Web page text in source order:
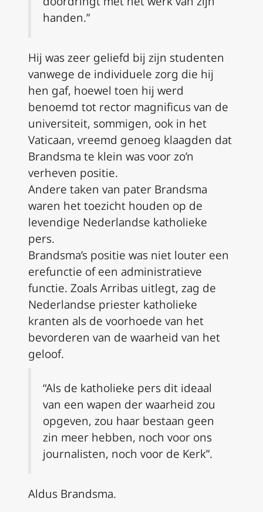
handen.”
Hij was zeer geliefd bij zijn studenten
vanwege de individuele zorg die hij
hen gaf, hoewel toen hij werd
benoemd tot rector magnificus van de
universiteit, sommigen, ook in het
Vaticaan, vreemd genoeg klaagden dat
Brandsma te klein was voor zo’n
verheven positie.
Andere taken van pater Brandsma
waren het toezicht houden op de
levendige Nederlandse katholieke
pers.
Brandsma’s positie was niet louter een
erefunctie of een administratieve
functie. Zoals Arribas uitlegt, zag de
Nederlandse priester katholieke
kranten als de voorhoede van het
bevorderen van de waarheid van het
geloof.
“Als de katholieke pers dit ideaal
van een wapen der waarheid zou
opgeven, zou haar bestaan geen
zin meer hebben, noch voor ons
journalisten, noch voor de Kerk”.
Aldus Brandsma.